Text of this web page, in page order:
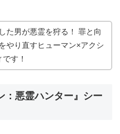
た男が悪霊を狩る！ 罪と向
やり直すヒューマン×アクシ
す！
：悪霊ハンター』シー